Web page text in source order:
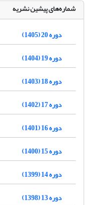
شماره‌های پیشین نشریه
دوره 20 (1405)
دوره 19 (1404)
دوره 18 (1403)
دوره 17 (1402)
دوره 16 (1401)
دوره 15 (1400)
دوره 14 (1399)
دوره 13 (1398)